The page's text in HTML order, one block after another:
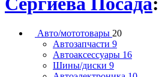
Авто/мототовары 20
Автозапчасти 9
Автоаксессуары 16
Шины/диски 9